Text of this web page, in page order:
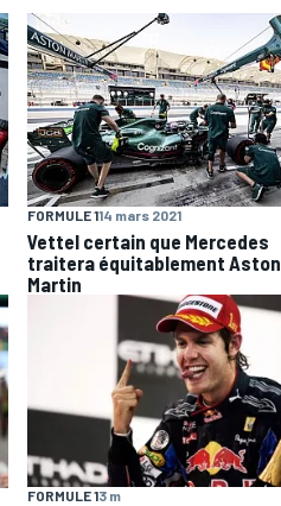
FORMULE 114 mars 2021
Vettel certain que Mercedes
traitera équitablement Aston
Martin
FORMULE 13 m